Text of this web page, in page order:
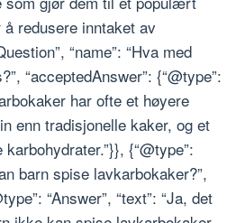
redusere inntaket av
“name”: “Hva med
“acceptedAnswer”: {“@type”:
har ofte et høyere
enn tradisjonelle kaker, og et
{“@type”:
barn spise lavkarbokaker?”,
“Answer”, “text”: “Ja, det